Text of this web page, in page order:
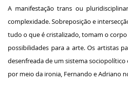
A manifestação trans ou
complexidade. Sobreposição e
tudo o que é cristalizado, tomam o
possibilidades para a arte. Os artistas
desenfreada de um sistema
por meio da ironia, Fernando e Adriano